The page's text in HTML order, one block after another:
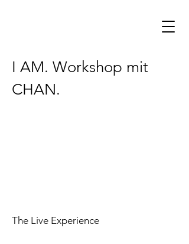
I AM. Workshop mit
CHAN.
The Live Experience